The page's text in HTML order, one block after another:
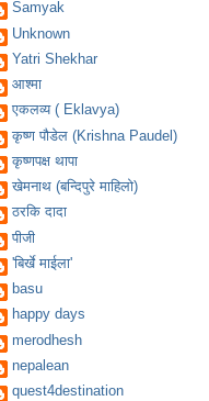
Samyak
Unknown
Yatri Shekhar
आश्मा
एकलव्य ( Eklavya)
कृष्ण पौडेल (Krishna Paudel)
कृष्णपक्ष थापा
खेमनाथ (बन्दिपुरे माहिलो)
ठरकि दादा
पीजी
'बिर्खे माईला'
basu
happy days
merodhesh
nepalean
quest4destination